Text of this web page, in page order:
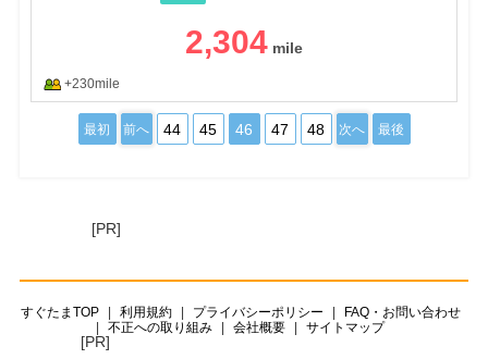
2,304
+230mile
最初 前へ 44 45 46 47 48 次へ 最後
[PR]
すぐたまTOP 利用規約 プライバシーポリシー
FAQ・お問い合わせ
不正への取り組み
会社概要 サイトマップ
[PR]